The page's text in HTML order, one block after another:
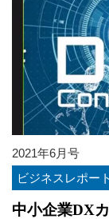
2021年6月号
ビジネスレポート
中小企業DX